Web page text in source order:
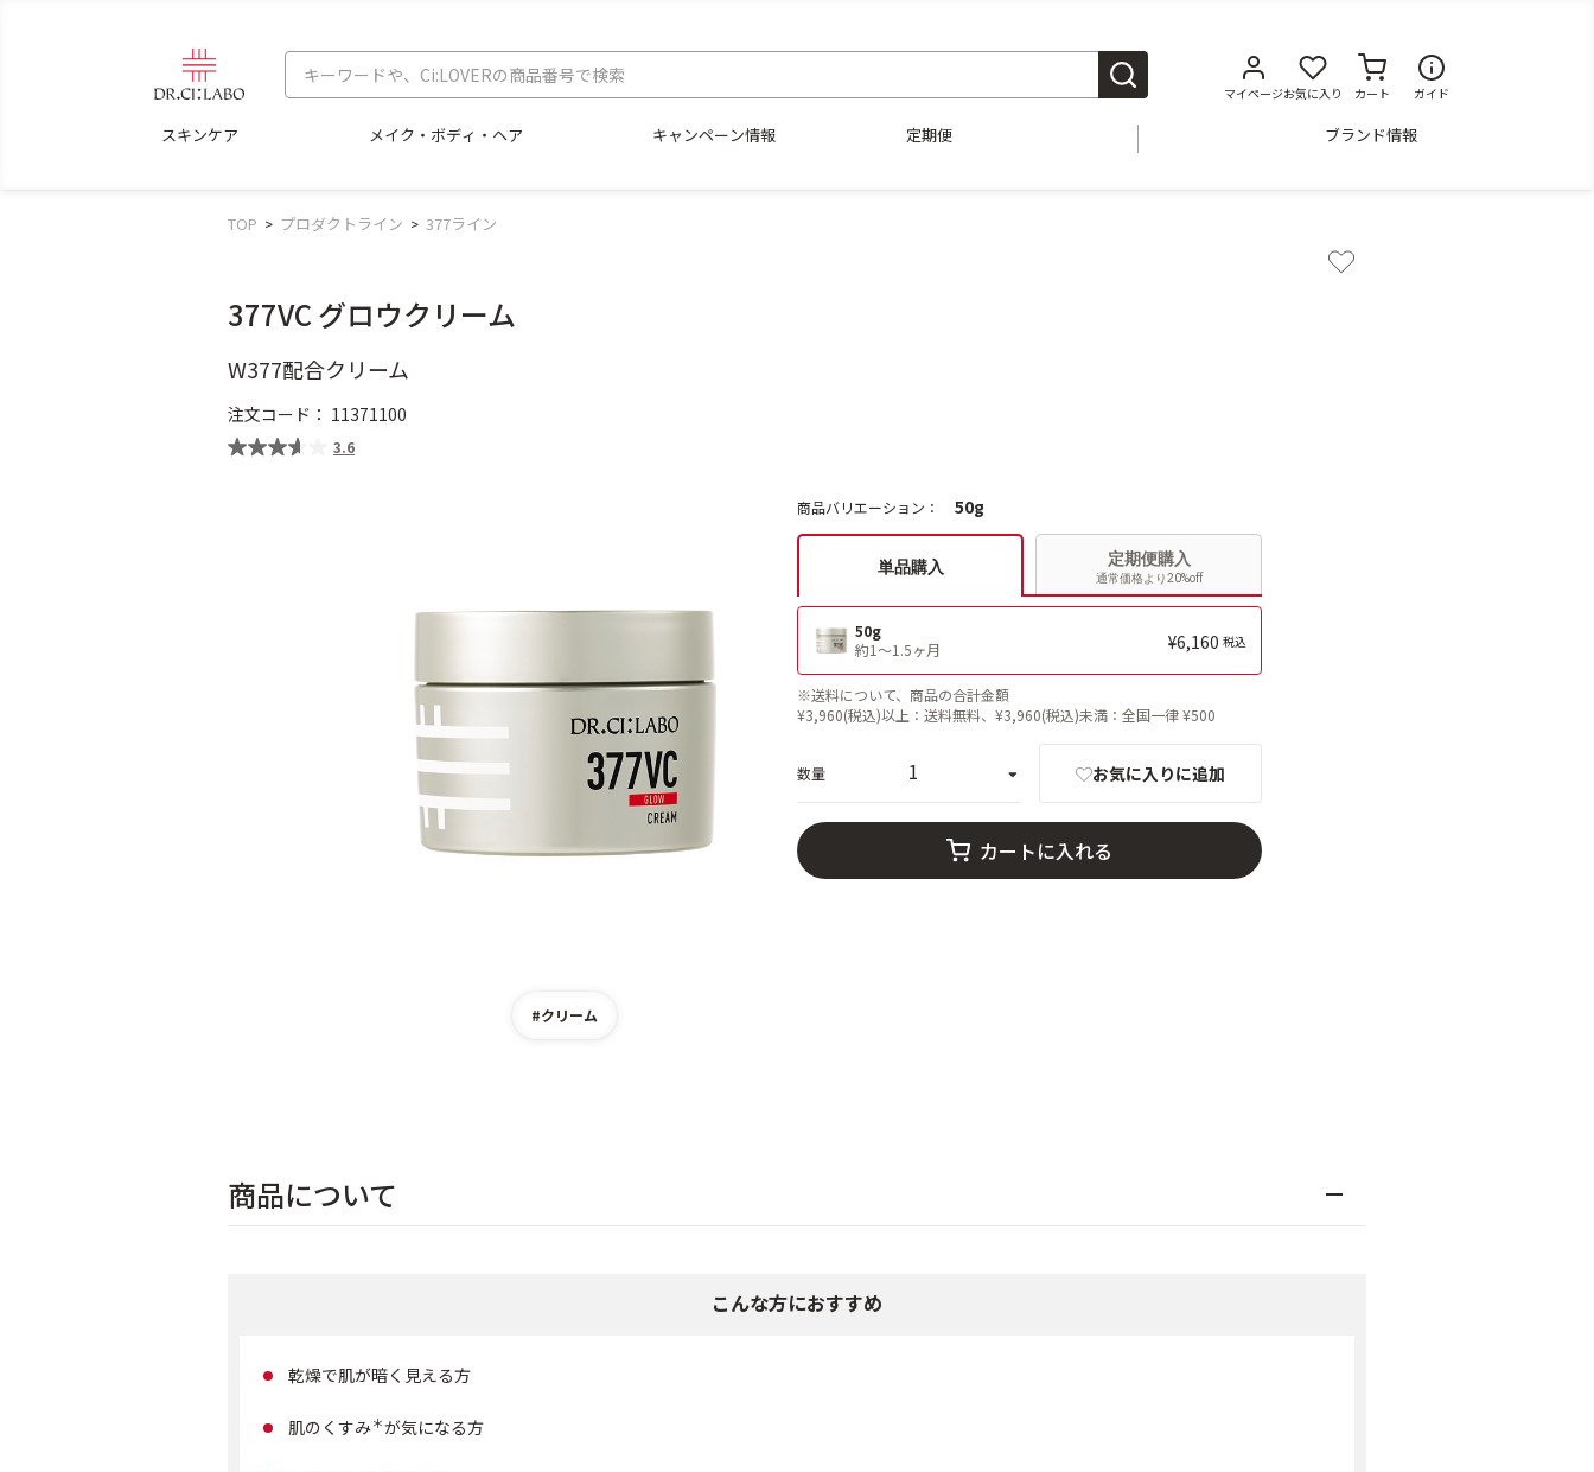
マイページお気に入り カート ガイド
スキンケア メイク・ボディ・ヘア キャンペーン情報 定期便 ブランド情報
TOP プロダクトライン 377ライン
377VC グロウクリーム
W377配合クリーム
注文コード： 11371100
3.6
#クリーム
商品バリエーション： 50g
単品購入 定期便購入
通常価格より20%off
50g
約1〜1.5ヶ月
6,160
※送料について、商品の合計金額
¥3,960(税込)以上：送料無料、¥3,960(税込)未満：全国一律 ¥500
数量 お気に入りに追加
カートに入れる
商品について
こんな方におすすめ
乾燥で肌が暗く見える方
肌のくすみ＊が気になる方